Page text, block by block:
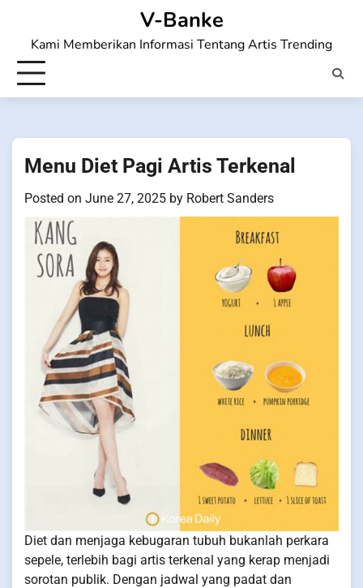
content
V-Banke
Kami Memberikan Informasi Tentang Artis Trending
Menu Diet Pagi Artis Terkenal
Posted on June 27, 2025 by Robert Sanders
Diet dan menjaga kebugaran tubuh bukanlah perkara
sepele, terlebih bagi artis terkenal yang kerap menjadi
sorotan publik. Dengan jadwal yang padat dan